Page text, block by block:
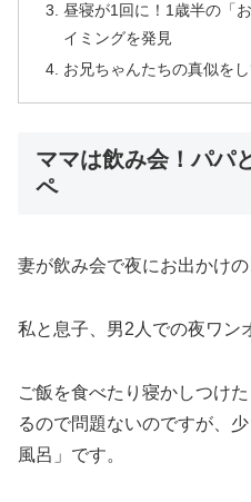
昼寝が1回に！1歳半の「
イミングを発見
お兄ちゃんたちの真似を
ママは飲み会！パパ
ペ
妻が飲み会で夜にお出かけの
私と息子、男2人での夜ワン
ご飯を食べたり寝かしつけ
るので問題ないのですが、
風呂」です。